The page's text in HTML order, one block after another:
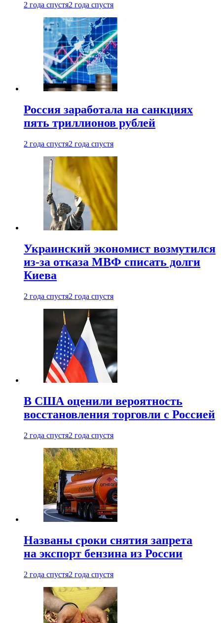
2 года спустя2 года спустя
Россия заработала на санкциях
пять триллионов рублей
2 года спустя2 года спустя
Украинский экономист возмутился
из-за отказа МВФ списать долги
Киева
2 года спустя2 года спустя
В США оценили вероятность
восстановления торговли с Россией
2 года спустя2 года спустя
Названы сроки снятия запрета
на экспорт бензина из России
2 года спустя2 года спустя